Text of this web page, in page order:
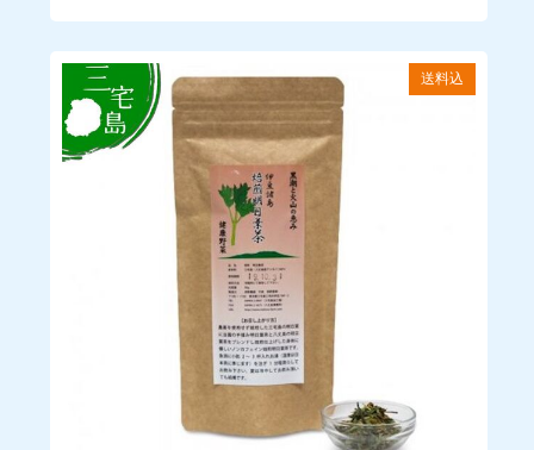
※お客様による配送業者の指定はできません。
□商品発送のタイミング
ご注文確認後、3～5営業日内に発送いたします。
予約販売商品については、発送に一ヶ月以上かかる場合があり
ます。
当店は海外への発送を行っていません。
送料は商品により異なります。各商品ページをご覧ください。
送料込